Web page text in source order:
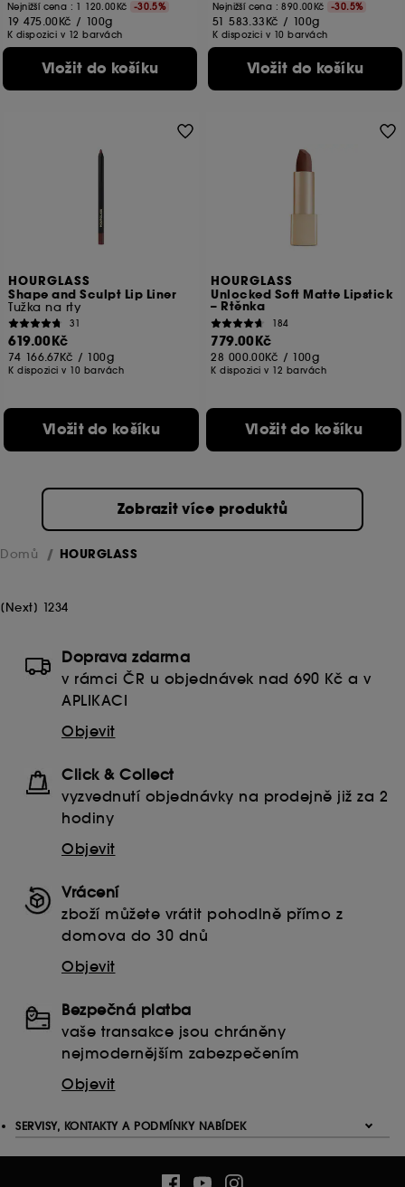
Nejnižší cena : 1 120.00Kč -30.5%
19 475.00Kč / 100g
K dispozici v 12 barvách
Vložit do košíku
Nejnižší cena :890.00Kč -30.5%
51 583.33Kč / 100g
K dispozici v 10 barvách
Vložit do košíku
HOURGLASS
Shape and Sculpt Lip Liner
Tužka na rty
31
619.00Kč
74 166.67Kč / 100g
K dispozici v 10 barvách
Vložit do košíku
HOURGLASS
Unlocked Soft Matte Lipstick
– Rtěnka
184
779.00Kč
28 000.00Kč / 100g
K dispozici v 12 barvách
Vložit do košíku
Zobrazit více produktů
Domů HOURGLASS
[Next] 1234
Doprava zdarma
v rámci ČR u objednávek nad 690 Kč a v
APLIKACI
Objevit
Click & Collect
vyzvednutí objednávky na prodejně již za 2
hodiny
Objevit
Vrácení
zboží můžete vrátit pohodlně přímo z
domova do 30 dnů
Objevit
Bezpečná platba
vaše transakce jsou chráněny
nejmodernějším zabezpečením
Objevit
SERVISY, KONTAKTY A PODMÍNKY NABÍDEK